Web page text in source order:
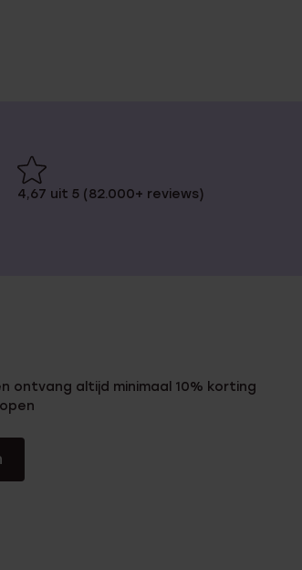
4,67 uit 5 (82.000+ reviews)
ontvang altijd minimaal 10% korting